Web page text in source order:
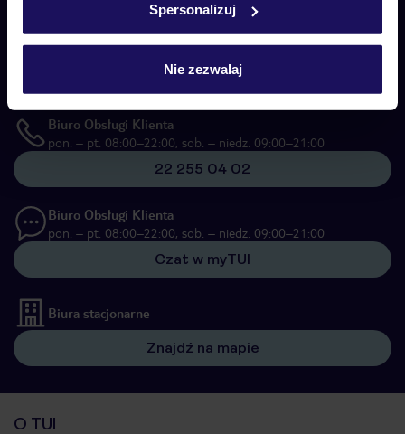
Spersonalizuj
Nie zezwalaj
Skontaktuj się z nami
Telefoniczne Centrum Rezerwacji
22 270 31 20
Biuro Obsługi Klienta
pon. – pt. 08:00–22:00, sob. – niedz. 09:00–21:00
22 255 04 02
Biuro Obsługi Klienta
pon. – pt. 08:00–22:00, sob. – niedz. 09:00–21:00
Czat w myTUI
Biura stacjonarne
Znajdź na mapie
O TUI